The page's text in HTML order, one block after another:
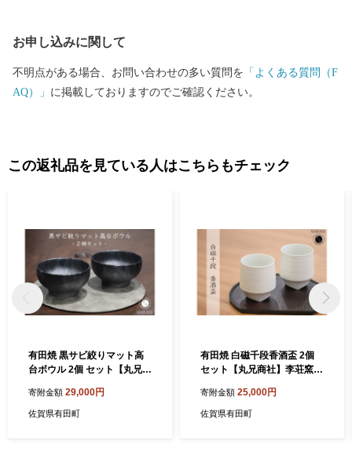
産する県下有数の畜産地でもあります。
お申し込みに関して
不明点がある場合、お問い合わせの多い質問を 「よくある質問（F
AQ）」 に掲載しておりますのでご確認ください。
この返礼品を見ている人はこちらもチェック
有田焼 黒サビ絞りマット高
台ボウル 2個 セット【丸兄商
器 うつわ 丼 麺鉢 as038
寄附金額 29,000円
佐賀県有田町
有田焼 白磁千段香酒盃 2個
セット【丸兄商社】李荘窯
カップ 湯呑 伝統 焼酎 as031
寄附金額 25,000円
佐賀県有田町